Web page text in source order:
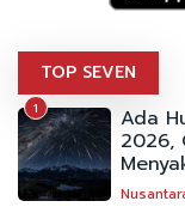
TOP SEVEN
1 Ada
2026,